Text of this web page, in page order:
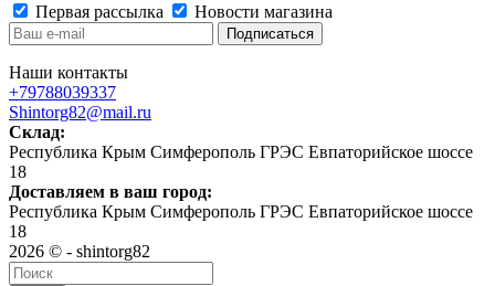
Первая рассылка
Новости магазина
Наши контакты
+79788039337
Shintorg82@mail.ru
Склад:
Республика Крым Симферополь ГРЭС Евпаторийское шоссе
18
Доставляем в ваш город:
Республика Крым Симферополь ГРЭС Евпаторийское шоссе
18
2026 © - shintorg82